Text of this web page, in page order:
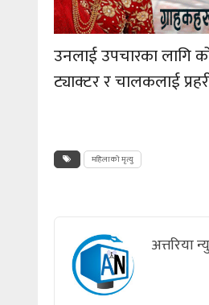
उनलाई उपचारका लागि
ट्याक्टर र चालकलाई
महिलाको मृत्यु
अत्तरिया